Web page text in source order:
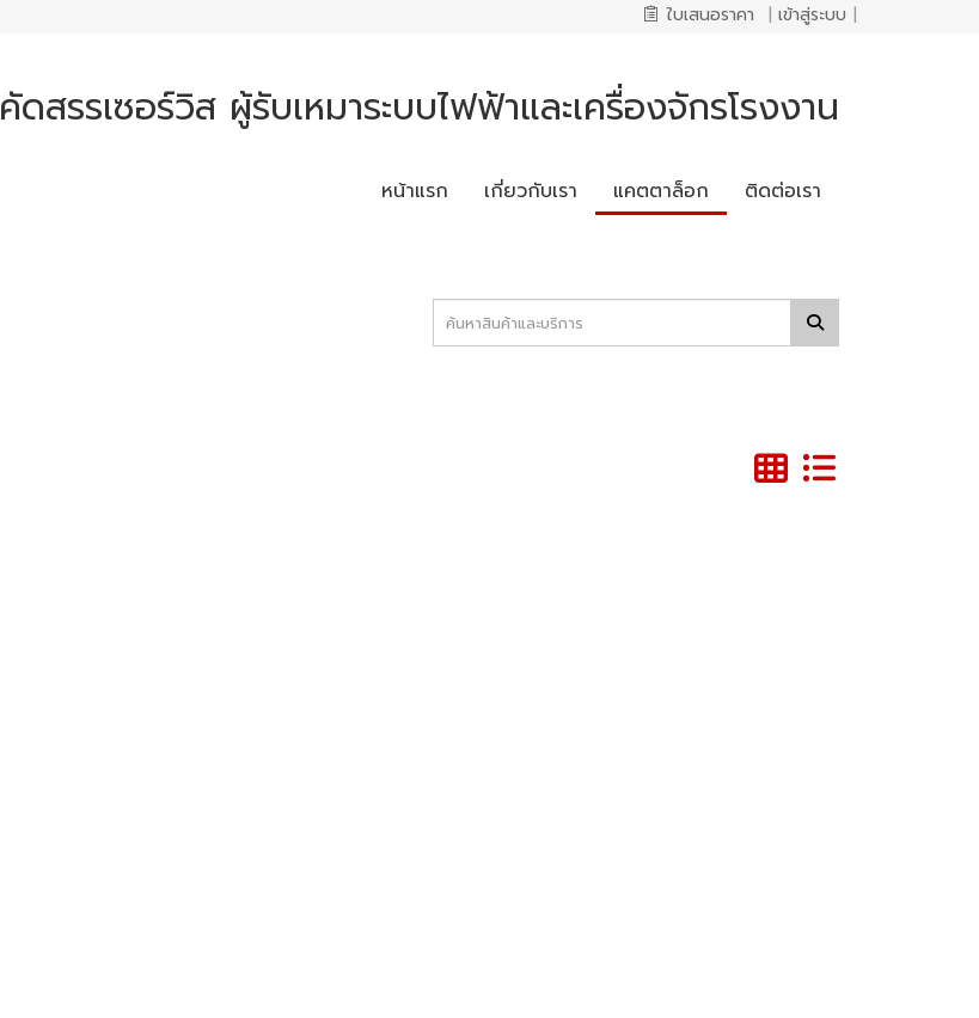
ใบเสนอราคา | เข้าสู่ระบบ |
คัดสรรเซอร์วิส ผู้รับเหมาระบบไฟฟ้าและเครื่องจักรโรงงาน
หน้าแรก เกี่ยวกับเรา แคตตาล็อก ติดต่อเรา